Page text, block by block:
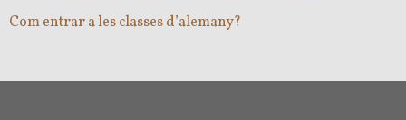
Com entrar a les classes d’alemany?